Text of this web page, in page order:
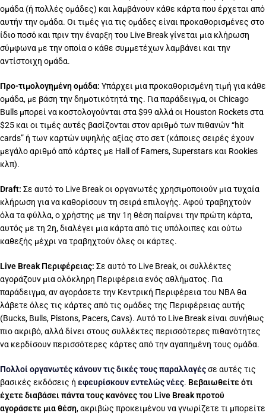
ομάδα (ή πολλές ομάδες) και λαμβάνουν κάθε κάρτα που έρχεται από
αυτήν την ομάδα. Οι τιμές για τις ομάδες είναι προκαθορισμένες στο
ίδιο ποσό και πριν την έναρξη του Live Break γίνεται μια κλήρωση
σύμφωνα με την οποία ο κάθε συμμετέχων λαμβάνει και την
αντίστοιχη ομάδα.
Προ-τιμολογημένη ομάδα: Υπάρχει μια προκαθορισμένη τιμή για κάθε
ομάδα, με βάση την δημοτικότητά της. Για παράδειγμα, οι Chicago
Bulls μπορεί να κοστολογούνται στα $99 αλλά οι Houston Rockets στα
$25 και οι τιμές αυτές βασίζονται στον αριθμό των πιθανών “hit
cards” ή των καρτών υψηλής αξίας στο σετ (κάποιες σειρές έχουν
μεγάλο αριθμό από κάρτες με Hall of Famers, Superstars και Rookies
κλπ).
Draft: Σε αυτό το Live Break οι οργανωτές χρησιμοποιούν μια τυχαία
κλήρωση για να καθορίσουν τη σειρά επιλογής. Αφού τραβηχτούν
όλα τα φύλλα, ο χρήστης με την 1η θέση παίρνει την πρώτη κάρτα,
αυτός με τη 2η, διαλέγει μια κάρτα από τις υπόλοιπες και ούτω
καθεξής μέχρι να τραβηχτούν όλες οι κάρτες.
Live Break Περιφέρειας: Σε αυτό το Live Break, οι συλλέκτες
αγοράζουν μια ολόκληρη Περιφέρεια ενός αθλήματος. Για
παράδειγμα, αν αγοράσετε την Κεντρική Περιφέρεια του ΝΒΑ θα
λάβετε όλες τις κάρτες από τις ομάδες της Περιφέρειας αυτής
(Bucks, Bulls, Pistons, Pacers, Cavs). Αυτό το Live Break είναι συνήθως
πιο ακριβό, αλλά δίνει στους συλλέκτες περισσότερες πιθανότητες
να κερδίσουν περισσότερες κάρτες από την αγαπημένη τους ομάδα.
Πολλοί οργανωτές κάνουν τις δικές τους παραλλαγέςσε αυτές τις
βασικές εκδόσεις ή εφευρίσκουν εντελώς νέες. Βεβαιωθείτε ότι
έχετε διαβάσει πάντα τους κανόνες του Live Break προτού
αγοράσετε μια θέση, ακριβώς προκειμένου να γνωρίζετε τι μπορείτε